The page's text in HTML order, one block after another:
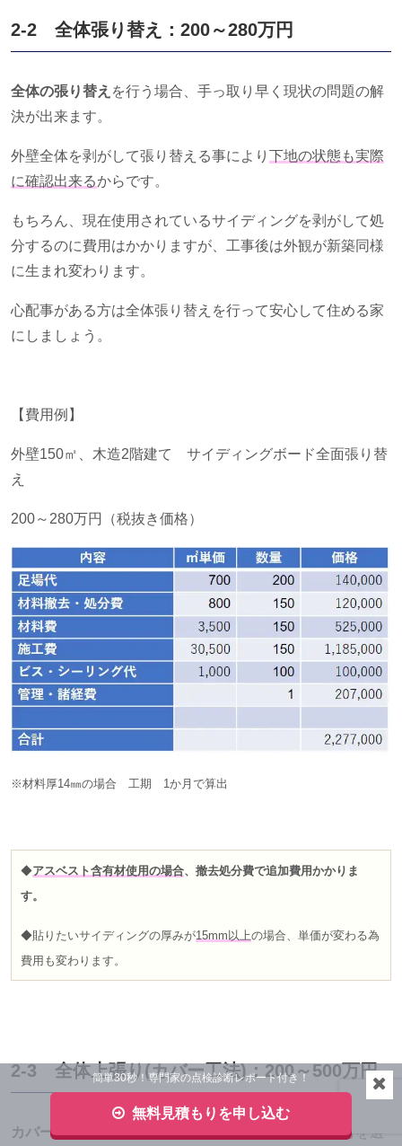
2-2 全体張り替え：200～280万円
全体の張り替え を行う場合、手っ取り早く現状の問題の解
決が出来ます。
外壁全体を剥がして張り替える事により 下地の状態も実際
に確認出来るからです。
もちろん、現在使用されているサイディングを剥がして処
分するのに費用はかかりますが、工事後は外観が新築同様
に生まれ変わります。
心配事がある方は全体張り替えを行って安心して住める家
にしましょう。
【費用例】
外壁150㎡、木造2階建て サイディングボード全面張り替
え
200～280万円（税抜き価格）
※材料厚14㎜の場合 工期 1か月で算出
◆アスベスト含有材使用の場合、 撤去処分費で追加費用かかりま
す。
◆貼りたいサイディングの厚みが15mm以上の場合、単価が変わる為
費用も変わります。
2-3 全体上張り(カバー工法)：200～500万円
カバー工法の場合、今までの外壁とは全く違った素材を選
簡単30秒！専門家の点検診断レポート付き！
無料見積もりを申し込む